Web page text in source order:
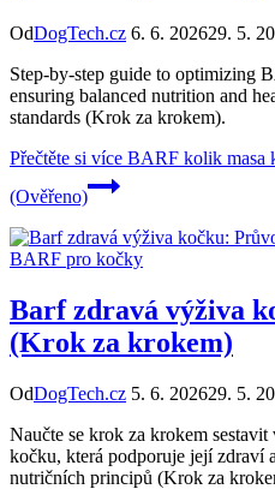
OdDogTech.cz 6. 6. 202629. 5.
Step-by-step guide to optimizing
ensuring balanced nutrition and
standards (Krok za krokem).
Přečtěte si více BARF kolik masa
(Ověřeno)
BARF pro kočky
Barf zdravá výživa
(Krok za krokem)
OdDogTech.cz 5. 6. 202629. 5.
Naučte se krok za krokem
kočku, která podporuje její zdraví
nutričních principů (Krok za